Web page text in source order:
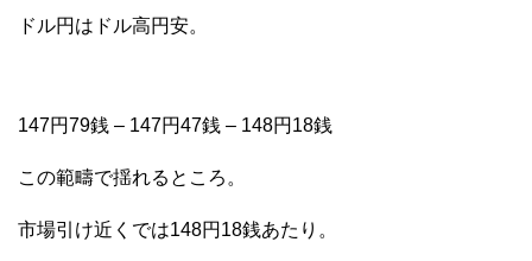
ドル円はドル高円安。
147円79銭 – 147円47銭 – 148円18銭
この範疇で揺れるところ。
市場引け近くでは148円18銭あたり。